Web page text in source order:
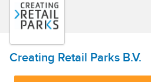
Creating Retail Parks B.V.